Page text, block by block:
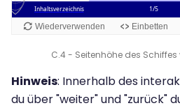
C.4 - Seitenhöhe des
Hinweis: Innerhalb des
du über "weiter" und "zurück"